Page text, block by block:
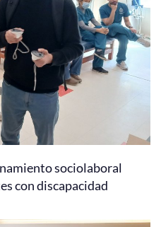
sociolaboral
con discapacidad